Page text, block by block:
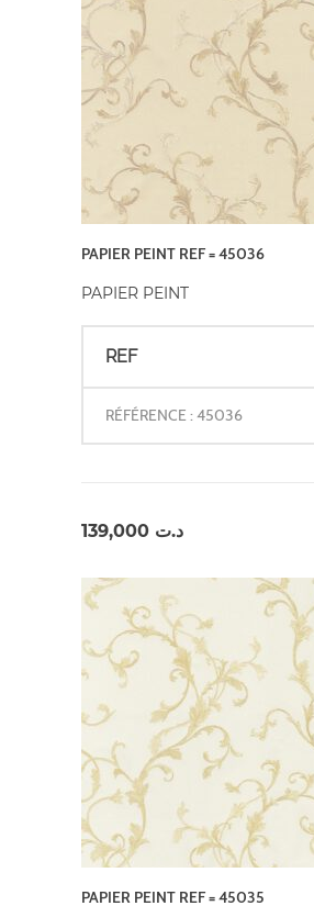
PAPIER PEINT REF = 45036
PAPIER PEINT
REF
RÉFÉRENCE : 45036
د.ت
PAPIER PEINT REF = 45035